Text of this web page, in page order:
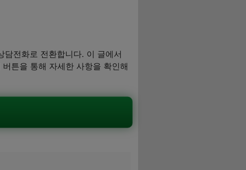
전화로 전환합니다. 이 글에서
튼을 통해 자세한 사항을 확인해